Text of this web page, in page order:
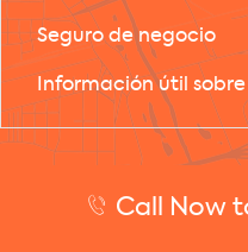
Seguro de negocio
Información útil sobre
Copyright 2026Paga
Call Now